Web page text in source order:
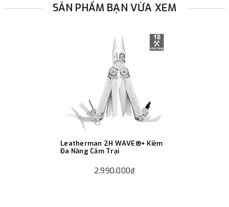
SẢN PHẨM BẠN VỪA XEM
Leatherman 2H WAVE®+ Kiềm
Đa Năng Cắm Trại
2.990.000₫